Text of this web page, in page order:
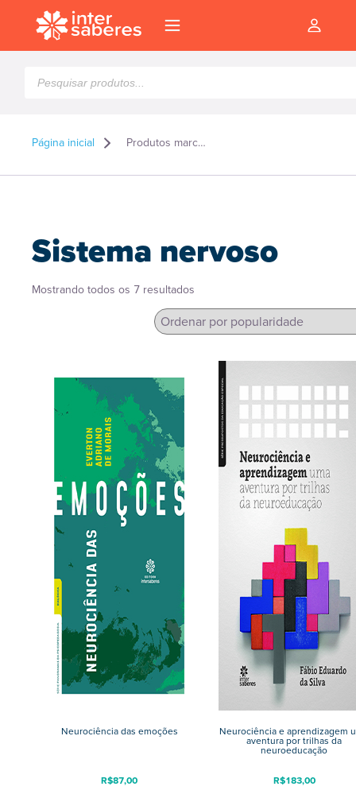
produtos
Página inicial Produtos marcados como “Sistema nervoso”
Sistema nervoso
Mostrando todos os 7 resultados
popularidade
Neurociência das emoções
R$87,00
Neurociência e aprendizagem
aventura por trilhas da
neuroeducação
R$183,00